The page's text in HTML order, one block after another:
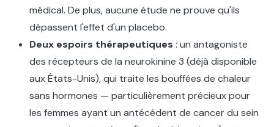
médical. De plus, aucune étude ne prouve qu'ils
dépassent l'effet d'un placebo.
Deux espoirs thérapeutiques : un antagoniste
des récepteurs de la neurokinine 3 (déjà disponible
aux États-Unis), qui traite les bouffées de chaleur
sans hormones — particulièrement précieux pour
les femmes ayant un antécédent de cancer du sein